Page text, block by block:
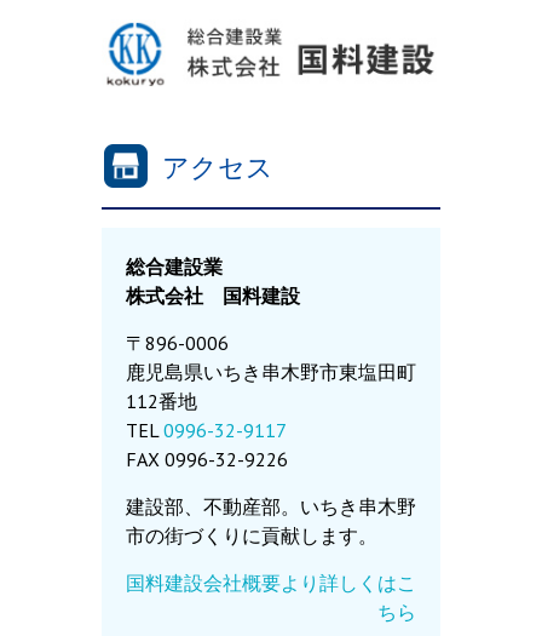
アクセス
総合建設業
株式会社 国料建設
〒896-0006
鹿児島県いちき串木野市東塩田町
112番地
TEL0996-32-9117
FAX 0996-32-9226
建設部、不動産部。いちき串木野
市の街づくりに貢献します。
国料建設会社概要より詳しくはこ
ちら